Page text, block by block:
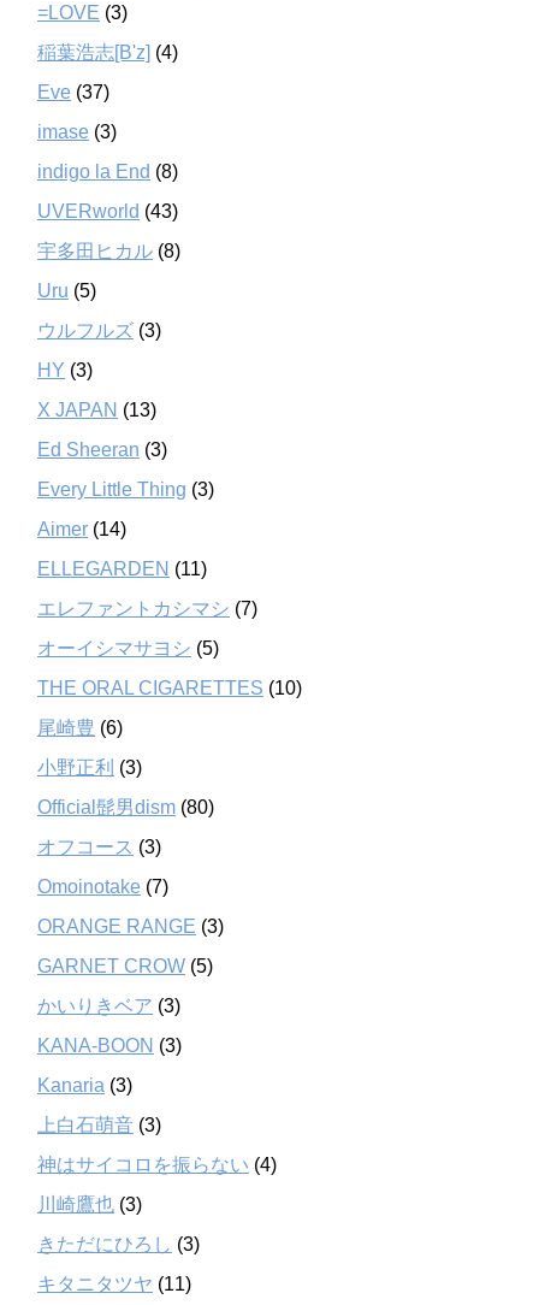
=LOVE (3)
稲葉浩志[B'z] (4)
Eve (37)
imase (3)
indigo la End (8)
UVERworld (43)
宇多田ヒカル (8)
Uru (5)
ウルフルズ (3)
HY (3)
X JAPAN (13)
Ed Sheeran (3)
Every Little Thing (3)
Aimer (14)
ELLEGARDEN (11)
エレファントカシマシ (7)
オーイシマサヨシ (5)
THE ORAL CIGARETTES (10)
尾崎豊 (6)
小野正利 (3)
Official髭男dism (80)
オフコース (3)
Omoinotake (7)
ORANGE RANGE (3)
GARNET CROW (5)
かいりきベア (3)
KANA-BOON (3)
Kanaria (3)
上白石萌音 (3)
神はサイコロを振らない (4)
川崎鷹也 (3)
きただにひろし (3)
キタニタツヤ (11)